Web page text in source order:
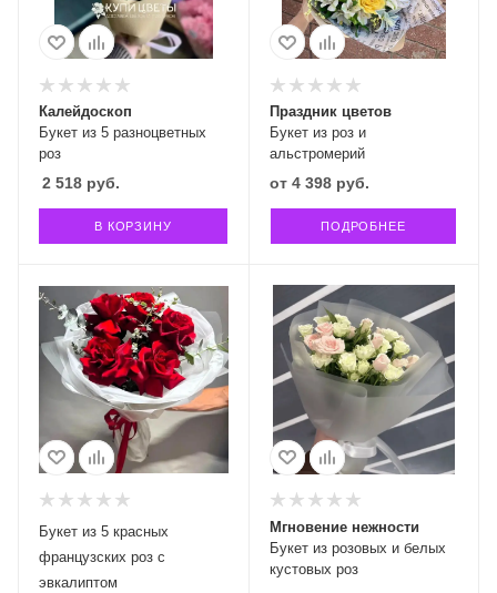
Букет из 5 разноцветных
роз
Калейдоскоп
2 518 руб.
В КОРЗИНУ
Букет из роз и
альстромерий
Праздник цветов
от 4 398 руб.
ПОДРОБНЕЕ
Букет из 5 красных
французских роз с
эвкалиптом
Букет из розовых и белых
кустовых роз
Мгновение нежности